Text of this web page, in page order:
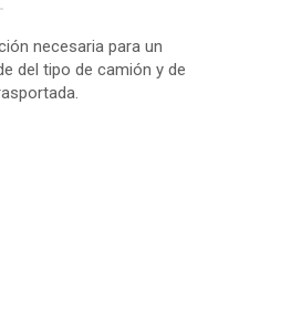
necesaria para un
del tipo de camión y de